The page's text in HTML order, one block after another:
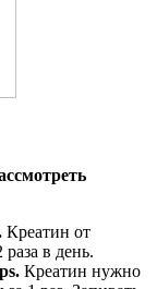
Креатин от
в день.
Креатин нужно